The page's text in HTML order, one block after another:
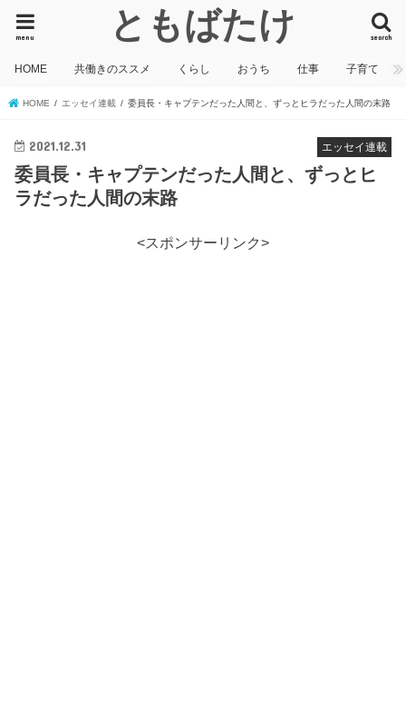
ともばたけ search
menu
HOME 共働きのススメ くらし おうち 仕事 子育て
HOME エッセイ連載 委員長・キャプテンだった人間と、ずっとヒラだった人間の末路
エッセイ連載
2021.12.31
委員長・キャプテンだった人間と、ずっとヒ
ラだった人間の末路
<スポンサーリンク>